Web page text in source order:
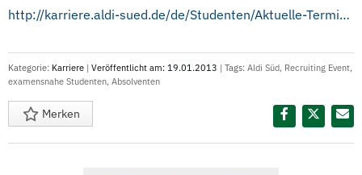
http://karriere.aldi-sued.de/de/Studenten/Aktuelle-Termine-Studenten.html
Kategorie: Karriere | Veröffentlicht am: 19.01.2013 | Tags: Aldi Süd, Recruiting Event,
examensnahe Studenten, Absolventen
Merken